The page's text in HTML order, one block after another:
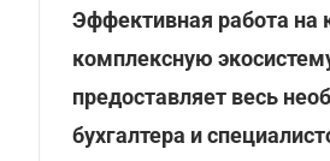
Эффективная работа на
комплексную
предоставляет весь
бухгалтера и